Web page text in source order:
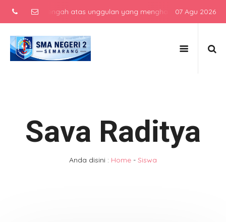
menengah atas unggulan yang menghasilkan lulusan
07 Agu 2026
Sava Raditya
Anda disini : Home - Siswa